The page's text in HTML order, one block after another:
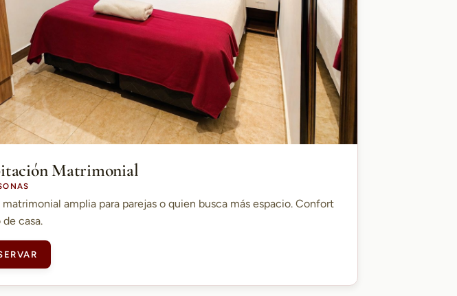
Matrimonial
matrimonial amplia para parejas o quien busca más espacio. Confort
casa.